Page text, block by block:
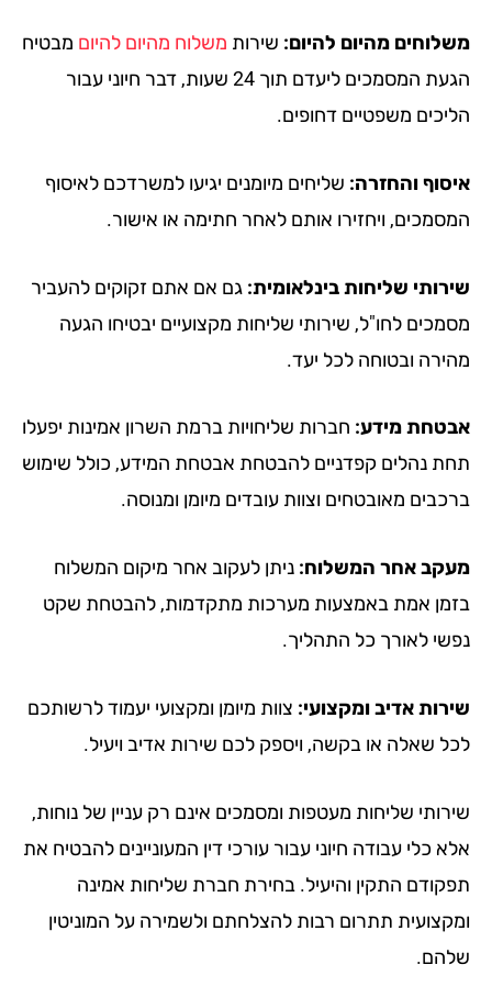
מהיום להיום:שירותמשלוח מהיום להיוםמבטיח
הגעת המסמכים ליעדם תוך 24 שעות, דבר חיוני עבור
משפטיים דחופים.
והחזרה:שליחים מיומנים יגיעו למשרדכם לאיסוף
ויחזירו אותם לאחר חתימה או אישור.
שליחות בינלאומית:גם אם אתם זקוקים להעביר
לחו"ל, שירותי שליחות מקצועיים יבטיחו הגעה
ובטוחה לכל יעד.
מידע:חברות שליחויות ברמת השרון אמינות יפעלו
נהלים קפדניים להבטחת אבטחת המידע, כולל שימוש
מאובטחים וצוות עובדים מיומן ומנוסה.
אחר המשלוח:ניתן לעקוב אחר מיקום המשלוח
אמת באמצעות מערכות מתקדמות, להבטחת שקט
לאורך כל התהליך.
אדיב ומקצועי:צוות מיומן ומקצועי יעמוד לרשותכם
שאלה או בקשה, ויספק לכם שירות אדיב ויעיל.
שליחות מעטפות ומסמכים אינם רק עניין של נוחות,
כלי עבודה חיוני עבור עורכי דין המעוניינים להבטיח את
התקין והיעיל. בחירת חברת שליחות אמינה
תתרום רבות להצלחתם ולשמירה על המוניטין